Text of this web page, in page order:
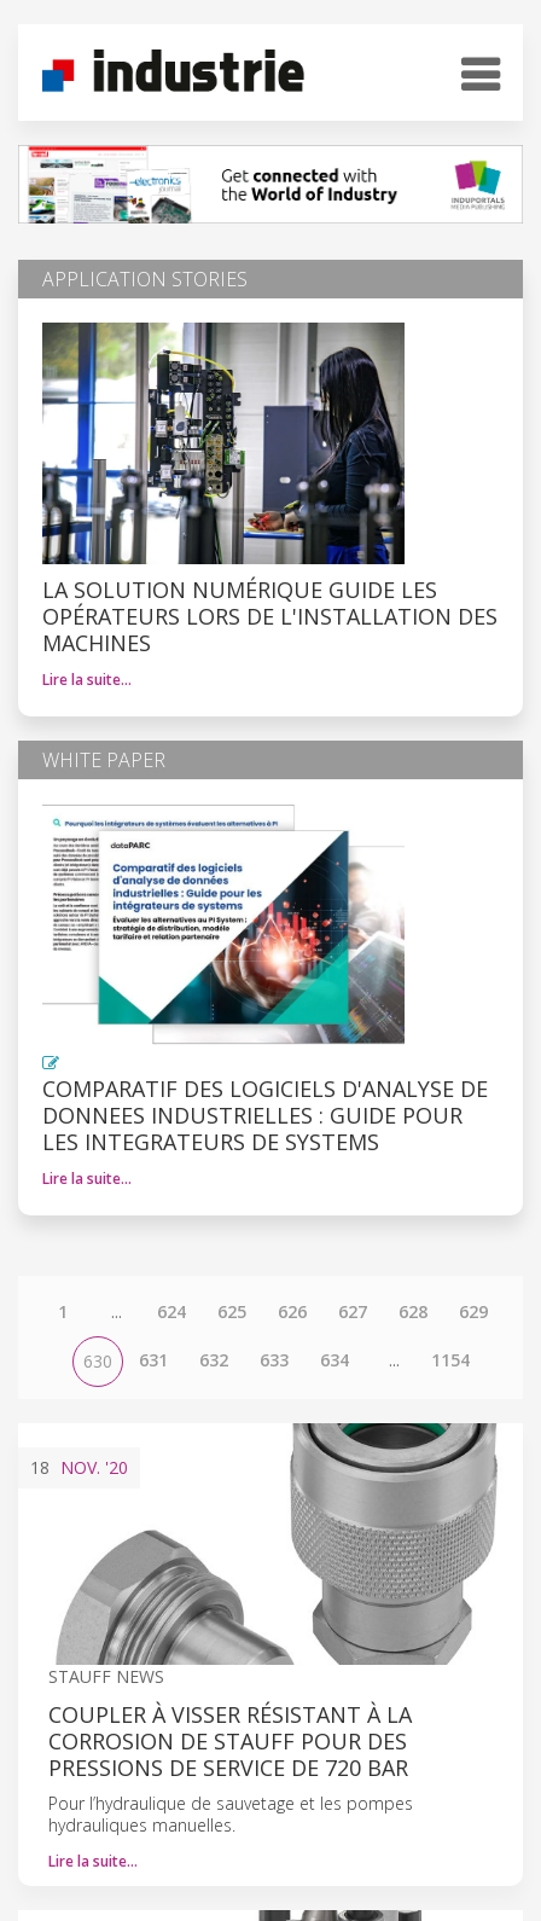
APPLICATION STORIES
LA SOLUTION NUMÉRIQUE GUIDE LES
OPÉRATEURS LORS DE L'INSTALLATION DES
MACHINES
Lire la suite…
WHITE PAPER
COMPARATIF DES LOGICIELS D'ANALYSE DE
DONNEES INDUSTRIELLES : GUIDE POUR
LES INTEGRATEURS DE SYSTEMS
Lire la suite…
1 ... 624 625 626 627 628 629
630 631 632 633 634 ... 1154
18 NOV. '20
STAUFF NEWS
COUPLER À VISSER RÉSISTANT À LA
CORROSION DE STAUFF POUR DES
PRESSIONS DE SERVICE DE 720 BAR
Pour l’hydraulique de sauvetage et les pompes
hydrauliques manuelles.
Lire la suite…